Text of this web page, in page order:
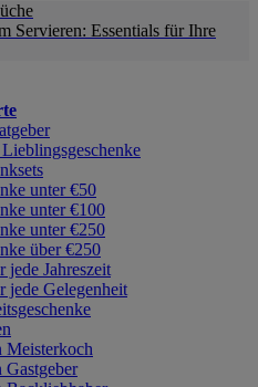
Servieren: Essentials für Ihre
unter €50
unter €100
unter €250
über €250
jede Jahreszeit
jede Gelegenheit
Meisterkoch
Gastgeber